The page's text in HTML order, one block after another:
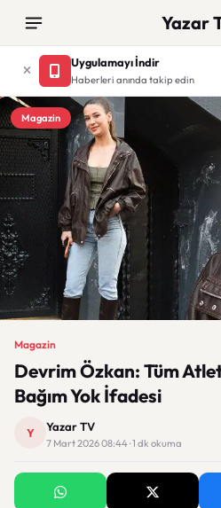
Yazar
Uygulamayı İndir
Haberleri anında takip edin
Magazin
Magazin
Devrim Özkan: Tüm
Bağım Yok İfadesi
Y Yazar TV
7 Mart 2026 08:44 · 1 dk okuma